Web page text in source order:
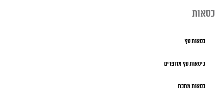
כסאות
כסאות עץ
כיסאות עץ מרופדים
כסאות מתכת